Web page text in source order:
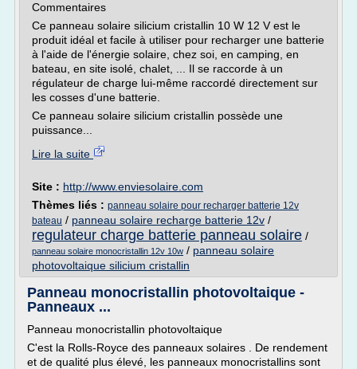
Commentaires
Ce panneau solaire silicium cristallin 10 W 12 V est le
produit idéal et facile à utiliser pour recharger une batterie
à l'aide de l'énergie solaire, chez soi, en camping, en
bateau, en site isolé, chalet, ... Il se raccorde à un
régulateur de charge lui-même raccordé directement sur
les cosses d'une batterie.
Ce panneau solaire silicium cristallin possède une
puissance...
Lire la suite
Site : http://www.enviesolaire.com
Thèmes liés : panneau solaire pour recharger batterie 12v
bateau / panneau solaire recharge batterie 12v /
regulateur charge batterie panneau solaire /
panneau solaire monocristallin 12v 10w / panneau solaire
photovoltaique silicium cristallin
Panneau monocristallin photovoltaique -
Panneaux ...
Panneau monocristallin photovoltaique
C'est la Rolls-Royce des panneaux solaires . De rendement
et de qualité plus élevé, les panneaux monocristallins sont